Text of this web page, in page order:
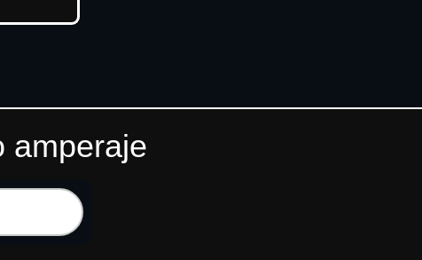
amperaje